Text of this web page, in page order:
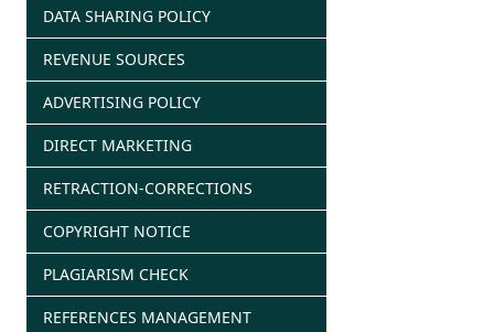
DATA SHARING POLICY
REVENUE SOURCES
ADVERTISING POLICY
DIRECT MARKETING
RETRACTION-CORRECTIONS
COPYRIGHT NOTICE
PLAGIARISM CHECK
REFERENCES MANAGEMENT